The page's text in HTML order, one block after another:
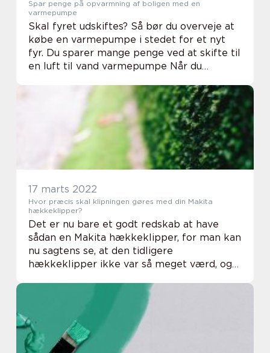
Spar penge på opvarmning af boligen med en
varmepumpe
Skal fyret udskiftes? Så bør du overveje at
købe en varmepumpe i stedet for et nyt
fyr. Du sparer mange penge ved at skifte til
en luft til vand varmepumpe Når du
luft/vand varmepumpe kan du regne med
17 marts 2022
Hvor præcis skal klipningen gøres med din Makita
hækkeklipper?
Det er nu bare et godt redskab at have
sådan en Makita hækkeklipper, for man kan
nu sagtens se, at den tidligere
hækkeklipper ikke var så meget værd, og
kælet for detaljerne. De må bestemt have